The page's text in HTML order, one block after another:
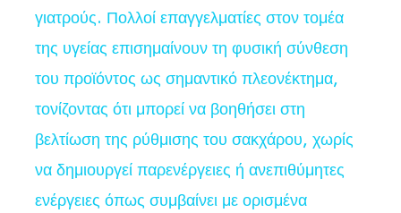
γιατρούς. Πολλοί επαγγελματίες στον τομέα
της υγείας επισημαίνουν τη φυσική σύνθεση
του προϊόντος ως σημαντικό πλεονέκτημα,
τονίζοντας ότι μπορεί να βοηθήσει στη
βελτίωση της ρύθμισης του σακχάρου, χωρίς
να δημιουργεί παρενέργειες ή ανεπιθύμητες
ενέργειες όπως συμβαίνει με ορισμένα